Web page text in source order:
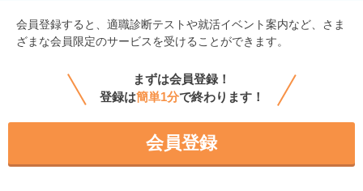
会員登録すると、 適職診断テストや就活イベント案内など、さま
ざまな会員限定のサービスを受けることができます。
まずは会員登録！
登録は簡単1分で終わります！
会員登録